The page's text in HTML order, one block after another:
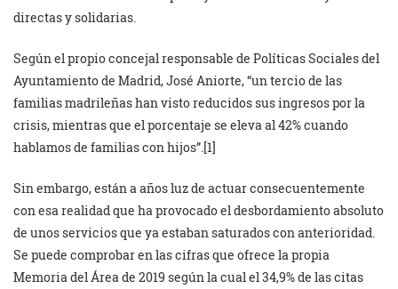
directas y solidarias.
Según el propio concejal responsable de Políticas Sociales del
Ayuntamiento de Madrid, José Aniorte, “un tercio de las
familias madrileñas han visto reducidos sus ingresos por la
crisis, mientras que el porcentaje se eleva al 42% cuando
hablamos de familias con hijos”.[1]
Sin embargo, están a años luz de actuar consecuentemente
con esa realidad que ha provocado el desbordamiento absoluto
de unos servicios que ya estaban saturados con anterioridad.
Se puede comprobar en las cifras que ofrece la propia
Memoria del Área de 2019 según la cual el 34,9% de las citas